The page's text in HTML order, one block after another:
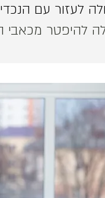
לעזור עם
להיפטר